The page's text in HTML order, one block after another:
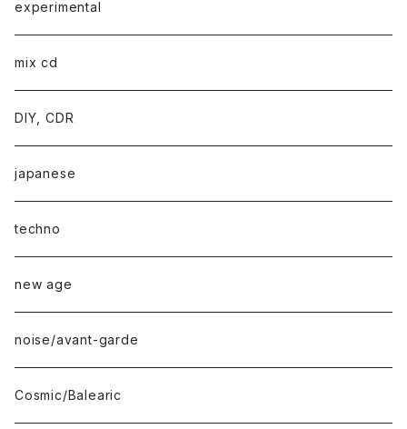
experimental
mix cd
DIY, CDR
japanese
techno
new age
noise/avant-garde
Cosmic/Balearic